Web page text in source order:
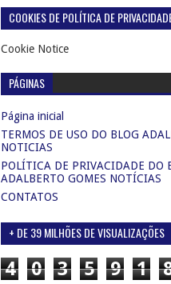
COOKIES DE POLÍTICA DE
Cookie Notice
PÁGINAS
Página inicial
TERMOS DE USO DO BLOG
NOTICIAS
POLÍTICA DE PRIVACIDADE DO
ADALBERTO GOMES NOTÍCIAS
CONTATOS
+ DE 39 MILHÕES DE VISUALIZAÇÕES
4 0 3 5 9 1